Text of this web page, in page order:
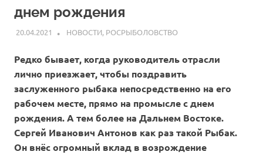
днем рождения
20.04.2021 ARPP
НОВОСТИ, РОСРЫБОЛОВСТВО
Редко бывает, когда руководитель отрасли
лично приезжает, чтобы поздравить
заслуженного рыбака непосредственно на его
рабочем месте, прямо на промысле с днем
рождения. А тем более на Дальнем Востоке.
Сергей Иванович Антонов как раз такой Рыбак.
Он внёс огромный вклад в возрождение